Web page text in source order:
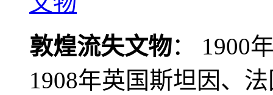
敦煌流失文物： 1900
1908年英国斯坦因、